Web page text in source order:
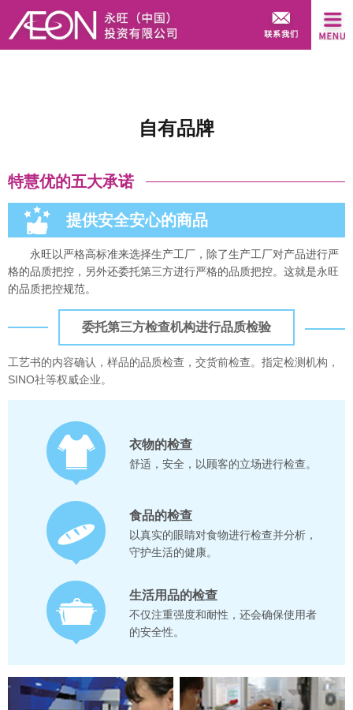
自有品牌
特慧优的五大承诺
提供安全安心的商品
永旺以严格高标准来选择生产工厂，除了生产工厂对产品进行严
格的品质把控，另外还委托第三方进行严格的品质把控。这就是永旺
的品质把控规范。
委托第三方检查机构进行品质检验
工艺书的内容确认，样品的品质检查，交货前检查。指定检测机构，
SINO社等权威企业。
衣物的检查
舒适，安全，以顾客的立场进行检查。
食品的检查
以真实的眼睛对食物进行检查并分析，
守护生活的健康。
生活用品的检查
不仅注重强度和耐性，还会确保使用者
的安全性。